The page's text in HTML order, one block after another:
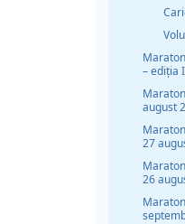
– ediția I
august
27
26